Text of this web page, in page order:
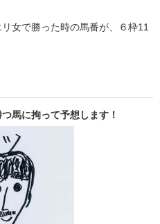
女で勝った時の馬番が、６枠11
馬に拘って予想します！